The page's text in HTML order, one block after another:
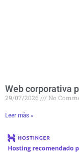
Web corporativa
29/07/2026 No
Leer màs »